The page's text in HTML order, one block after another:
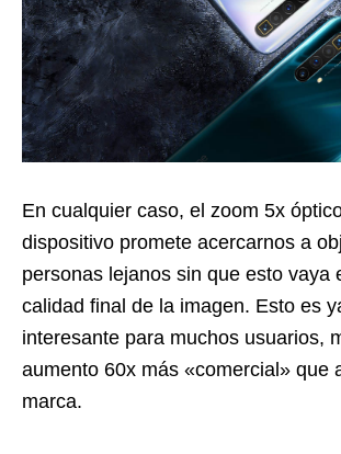
En cualquier caso, el zoom 5x
dispositivo promete acercarnos a
personas lejanos sin que esto vaya
calidad final de la imagen. Esto es
interesante para muchos usuarios,
aumento 60x más «comercial» que
marca.